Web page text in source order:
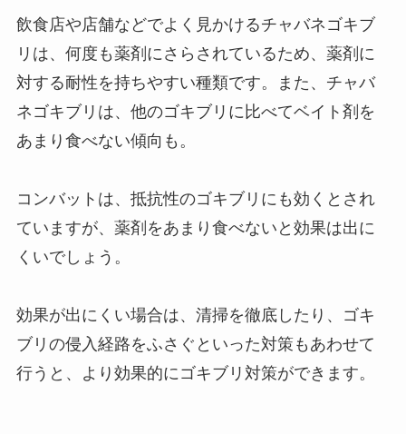
飲食店や店舗などでよく見かけるチャバネゴキブ
リは、何度も薬剤にさらされているため、薬剤に
対する耐性を持ちやすい種類です。また、チャバ
ネゴキブリは、他のゴキブリに比べてベイト剤を
あまり食べない傾向も。
コンバットは、抵抗性のゴキブリにも効くとされ
ていますが、薬剤をあまり食べないと効果は出に
くいでしょう。
効果が出にくい場合は、清掃を徹底したり、ゴキ
ブリの侵入経路をふさぐといった対策もあわせて
行うと、より効果的にゴキブリ対策ができます。